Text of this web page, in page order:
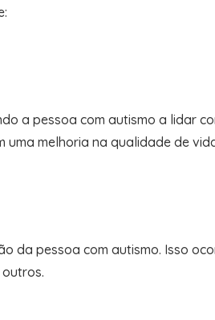
a pessoa com autismo a lidar
melhoria na qualidade de
da pessoa com autismo. Isso